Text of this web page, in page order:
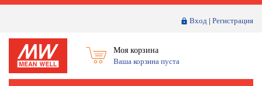
Вход | Регистрация
Моя корзина
Ваша корзина пуста